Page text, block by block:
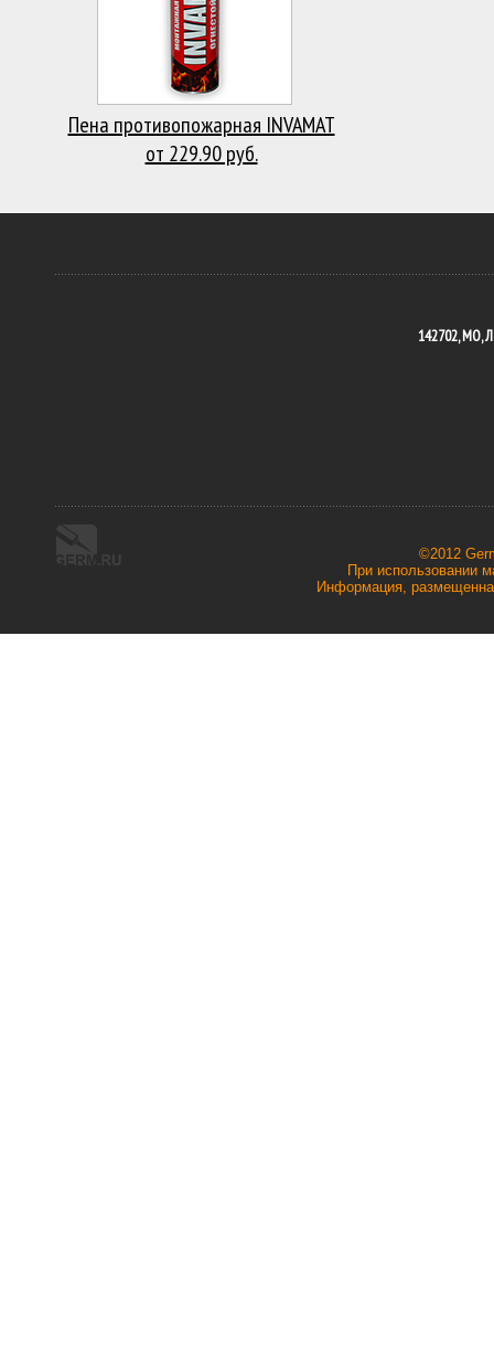
Пена противопожарная INVAMAT
от 229.90 руб.
142702, МО,
©2012
При использовании
Информация,